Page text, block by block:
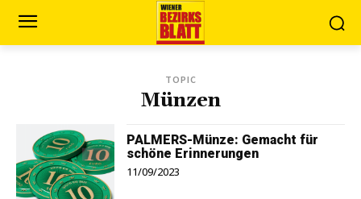
TOPIC
Münzen
PALMERS-Münze: Gemacht für
schöne Erinnerungen
11/09/2023